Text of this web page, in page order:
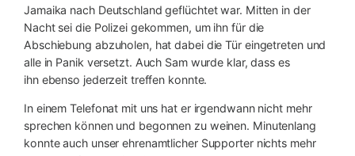
Jamaika nach Deutschland geflüchtet war. Mitten in der
Nacht sei die Polizei gekommen, um ihn für die
Abschiebung abzuholen, hat dabei die Tür eingetreten und
alle in Panik versetzt. Auch Sam wurde klar, dass es
ihn ebenso jederzeit treffen konnte.
In einem Telefonat mit uns hat er irgendwann nicht mehr
sprechen können und begonnen zu weinen. Minutenlang
konnte auch unser ehrenamtlicher Supporter nichts mehr